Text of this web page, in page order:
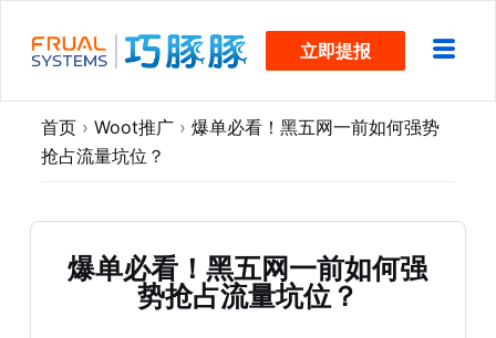
过
立即提报
首页 › Woot推广 › 爆单必看！黑五网一前如何强势
抢占流量坑位？
爆单必看！黑五网一前如何强
势抢占流量坑位？